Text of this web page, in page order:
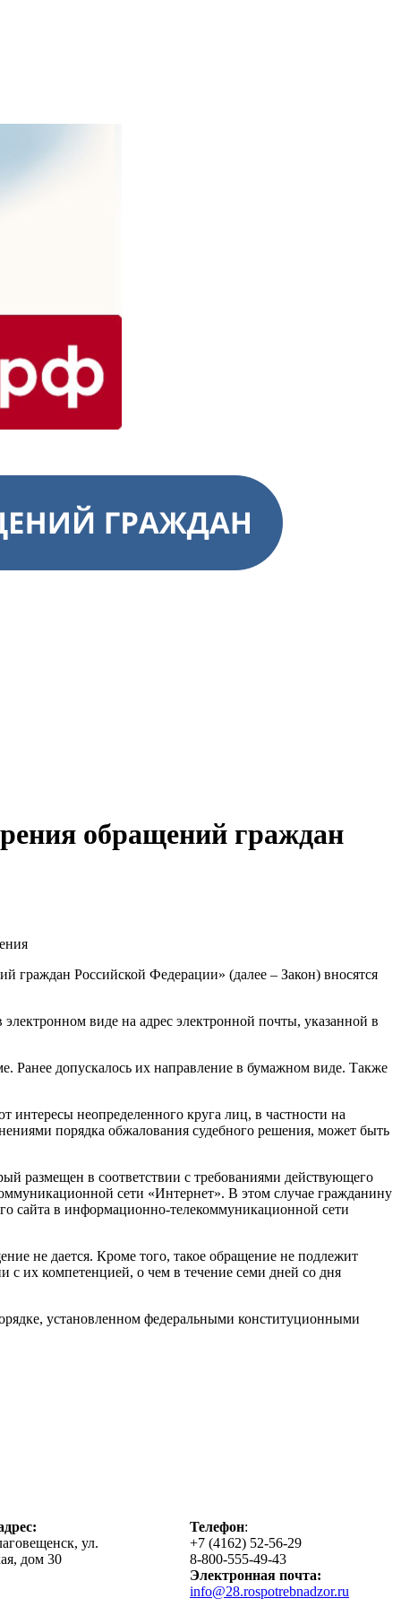
обращений граждан
Российской Федерации» (далее – Закон) вносятся
виде на адрес электронной почты, указанной в
Ранее допускалось их направление в бумажном виде. Также
интересы неопределенного круга лиц, в частности на
порядка обжалования судебного решения, может быть
размещен в соответствии с требованиями действующего
сети «Интернет». В этом случае гражданину
сайта в информационно-телекоммуникационной сети
не дается. Кроме того, такое обращение не подлежит
с их компетенцией, о чем в течение семи дней со дня
установленном федеральными конституционными
ул.
дом 30
Телефон:
+7 (4162) 52-56-29
8-800-555-49-43
Электронная почта:
info@28.rospotrebnadzor.ru